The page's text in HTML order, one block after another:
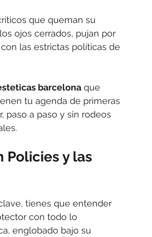
que queman su
ojos cerrados, pujan por
las estrictas políticas de
barcelona que
tu agenda de primeras
paso a paso y sin rodeos
Policies y las
tienes que entender
con todo lo
englobado bajo su